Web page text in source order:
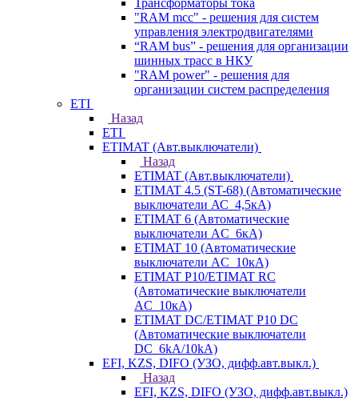
Трансформаторы тока
"RAM mcc" - решения для систем
управления электродвигателями
“RAM bus” - решения для организации
шинных трасс в НКУ
"RAM power" - решения для
организации систем распределения
ETI
Назад
ETI
ETIMAT (Авт.выключатели)
Назад
ETIMAT (Авт.выключатели)
ETIMAT 4.5 (ST-68) (Автоматические
выключатели АС_4,5кА)
ETIMAT 6 (Автоматические
выключатели AC_6кА)
ETIMAT 10 (Автоматические
выключатели AC_10кА)
ETIMAT P10/ETIMAT RC
(Автоматические выключатели
AC_10кА)
ETIMAT DC/ETIMAT P10 DC
(Автоматические выключатели
DC_6kA/10kA)
EFI, KZS, DIFO (УЗО, дифф.авт.выкл.)
Назад
EFI, KZS, DIFO (УЗО, дифф.авт.выкл.)